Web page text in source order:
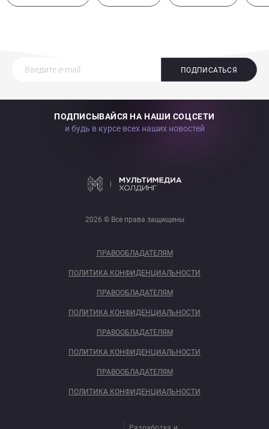
ПОДПИСАТЬСЯ
ПОДПИСЫВАЙСЯ НА НАШИ СОЦСЕТИ
и будь в курсе всех наших новостей
2026 © Все права защищены
ПРАВООБЛАДАТЕЛЯМ
ПОЛИТИКА КОНФИДЕНЦИАЛЬНОСТИ
ПРАВООБЛАДАТЕЛЯМ
ПОЛИТИКА КОНФИДЕНЦИАЛЬНОСТИ
ПРАВООБЛАДАТЕЛЯМ
ПОЛИТИКА КОНФИДЕНЦИАЛЬНОСТИ
ПРАВООБЛАДАТЕЛЯМ
ПОЛИТИКА КОНФИДЕНЦИАЛЬНОСТИ